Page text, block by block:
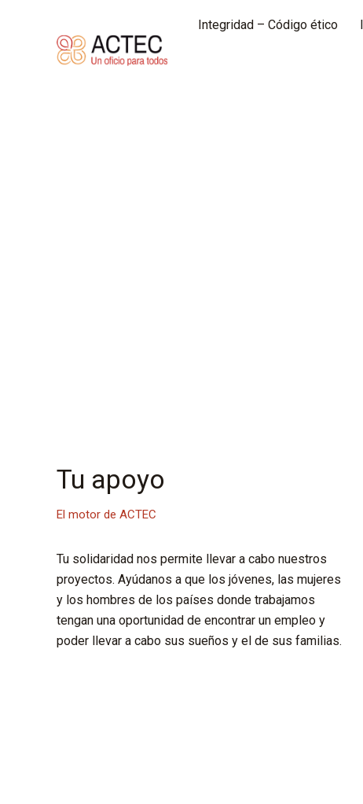
Integridad – Código ético
Tu apoyo
El motor de ACTEC
Tu solidaridad nos permite llevar a cabo nuestros
proyectos. Ayúdanos a que los jóvenes, las mujeres
y los hombres de los países donde trabajamos
tengan una oportunidad de encontrar un empleo y
poder llevar a cabo sus sueños y el de sus familias.